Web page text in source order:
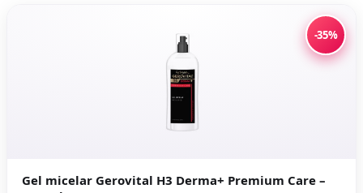
-35%
Gel micelar Gerovital H3 Derma+ Premium Care –